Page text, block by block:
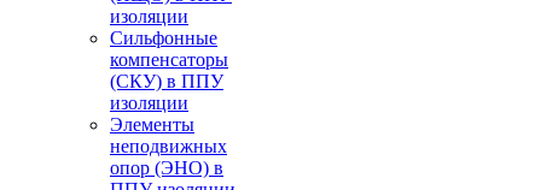
изоляции
Cильфонные
компенсаторы
(СКУ) в ППУ
изоляции
Элементы
неподвижных
опор (ЭНО) в